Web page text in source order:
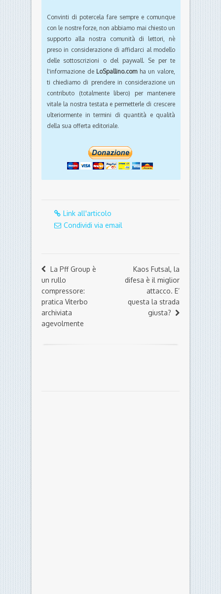
Convinti di potercela fare sempre e comunque
con le nostre forze, non abbiamo mai chiesto un
supporto alla nostra comunità di lettori, nè
preso in considerazione di affidarci al modello
delle sottoscrizioni o del paywall. Se per te
l'informazione de LoSpallino.comha un valore,
ti chiediamo di prendere in considerazione un
contributo (totalmente libero) per mantenere
vitale la nostra testata e permetterle di crescere
ulteriormente in termini di quantità e qualità
della sua offerta editoriale.
Link all'articolo
Condividi via email
La Pff Group è
un rullo
compressore:
pratica Viterbo
archiviata
agevolmente
Kaos Futsal, la
difesa è il miglior
attacco. E’
questa la strada
giusta?